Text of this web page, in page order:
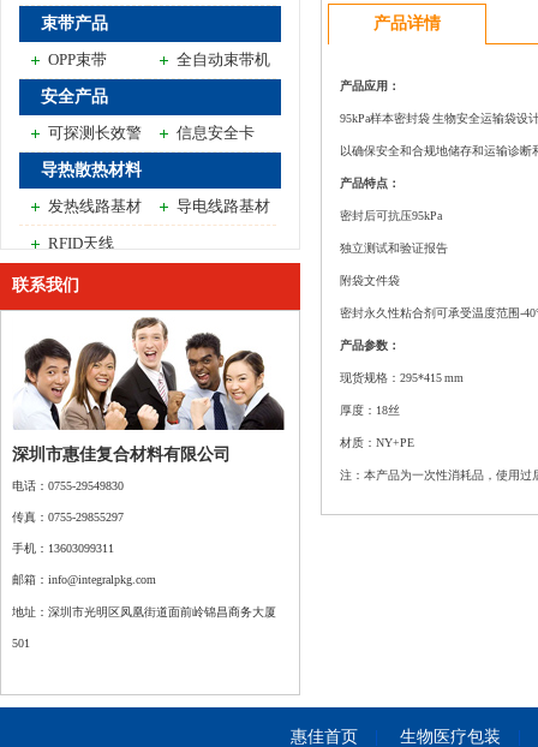
束带产品
OPP束带
全自动束带机
安全产品
可探测长效警
示带
信息安全卡
导热散热材料
发热线路基材
导电线路基材
RFID天线
联系我们
深圳市惠佳复合材料有限公司
电话：0755-29549830
传真：0755-29855297
手机： 13603099311
邮箱：info@integralpkg.com
地址： 深圳市光明区凤凰街道面前岭锦昌商务大厦
501
产品详情
产品应用：
95kPa样本密封袋 生物安全运输袋设
以确保安全和合规地储存和运输诊
产品特点：
密封后可抗压95kPa
独立测试和验证报告
附袋文件袋
密封永久性粘合剂可承受温度范围-
产品参数：
现货规格：295*415 mm
厚度：18丝
材质：NY+PE
注：本产品为一次性消耗品，使用过
惠佳首页 生物医疗包装